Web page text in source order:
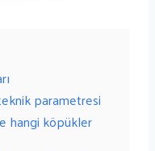
parametresi
hangi köpükler